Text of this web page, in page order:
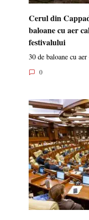
Cerul din
baloane cu aer
festivalului
30 de baloane cu
0